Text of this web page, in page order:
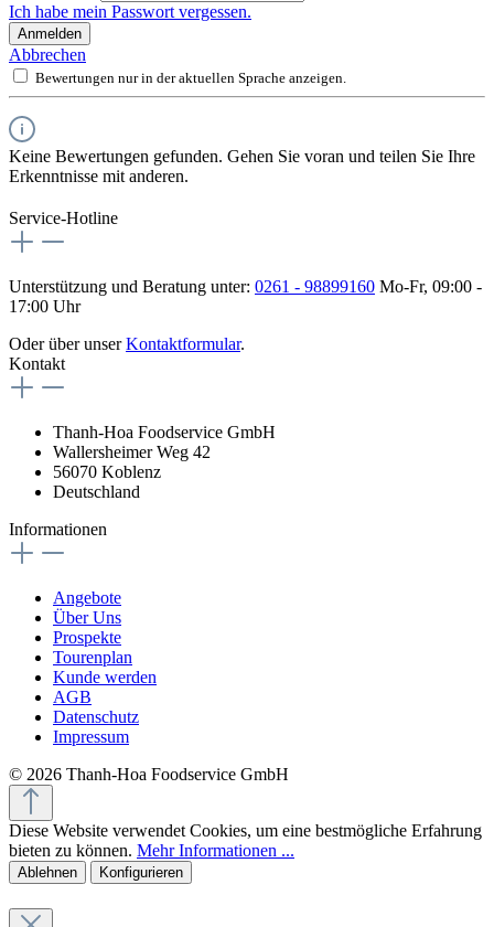
Ich habe mein Passwort vergessen.
Anmelden
Abbrechen
Bewertungen nur in der aktuellen Sprache anzeigen.
Keine Bewertungen gefunden. Gehen Sie voran und teilen Sie Ihre
Erkenntnisse mit anderen.
Service-Hotline
Unterstützung und Beratung unter: 0261 - 98899160 Mo-Fr, 09:00 -
17:00 Uhr
Oder über unserKontaktformular.
Kontakt
Thanh-Hoa Foodservice GmbH
Wallersheimer Weg 42
56070 Koblenz
Deutschland
Informationen
Angebote
Über Uns
Prospekte
Tourenplan
Kunde werden
AGB
Datenschutz
Impressum
© 2026 Thanh-Hoa Foodservice GmbH
Diese Website verwendet Cookies, um eine bestmögliche Erfahrung
bieten zu können. Mehr Informationen ...
Ablehnen Konfigurieren